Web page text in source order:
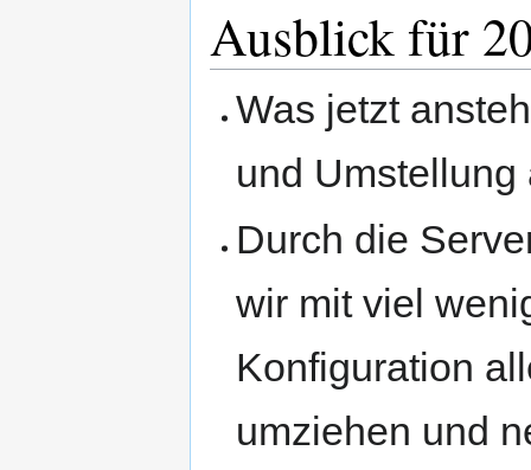
Ausblick für
Was jetzt
und
Durch die
wir mit viel
Konfiguration
umziehen und